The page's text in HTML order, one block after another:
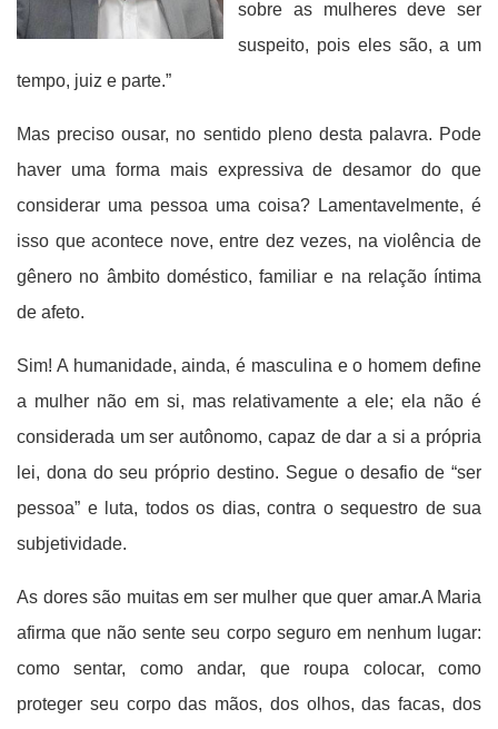
sobre as mulheres deve ser
suspeito, pois eles são, a um
tempo, juiz e parte.”
Mas preciso ousar, no sentido pleno desta palavra. Pode
haver uma forma mais expressiva de desamor do que
considerar uma pessoa uma coisa? Lamentavelmente, é
isso que acontece nove, entre dez vezes, na violência de
gênero no âmbito doméstico, familiar e na relação íntima
de afeto.
Sim! A humanidade, ainda, é masculina e o homem define
a mulher não em si, mas relativamente a ele; ela não é
considerada um ser autônomo, capaz de dar a si a própria
lei, dona do seu próprio destino. Segue o desafio de “ser
pessoa” e luta, todos os dias, contra o sequestro de sua
subjetividade.
As dores são muitas em ser mulher que quer amar.A Maria
afirma que não sente seu corpo seguro em nenhum lugar:
como sentar, como andar, que roupa colocar, como
proteger seu corpo das mãos, dos olhos, das facas, dos